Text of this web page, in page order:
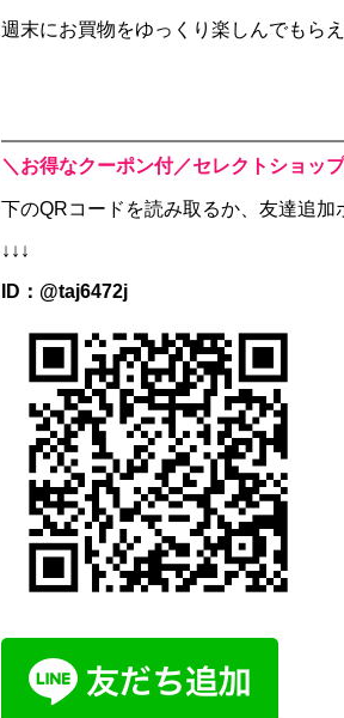
週末にお買物をゆっくり楽しんでもら
＼お得なクーポン付／セレクトショッ
下のQRコードを読み取るか、 友達追加
↓↓↓
ID：@taj6472j